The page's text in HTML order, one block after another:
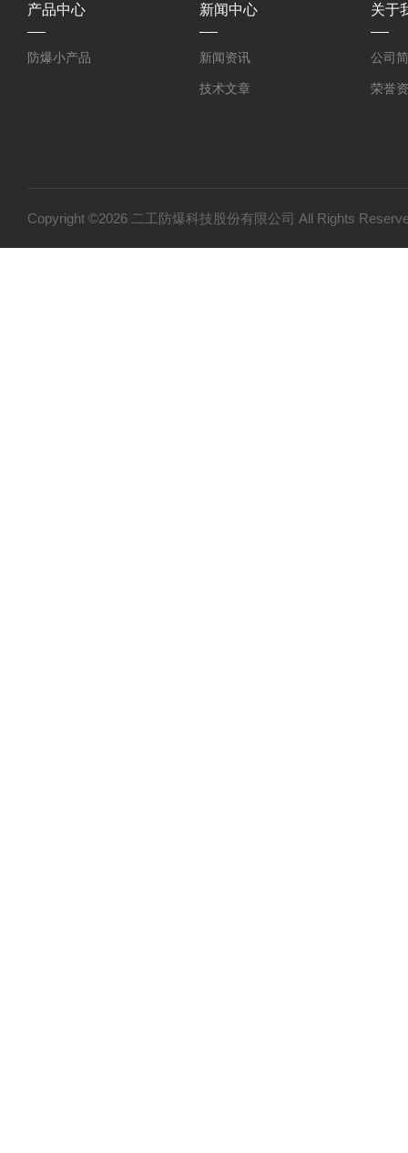
产品中心
防爆小产品
新闻中心
新闻资讯
技术文章
关于
公司
荣誉
Copyright ©2026 二工防爆科技股份有限公司 All Rights